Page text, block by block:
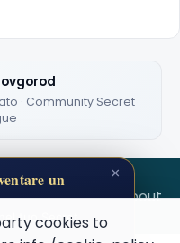
· Community Secret
TermsPrivacyAbout
Free.
cookies to
×
un
tuo Secret